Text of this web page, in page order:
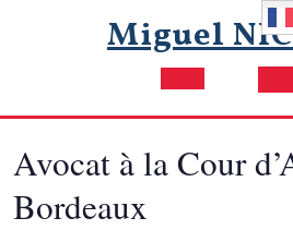
Miguel
Open
Avocat à la Cour
Bordeaux